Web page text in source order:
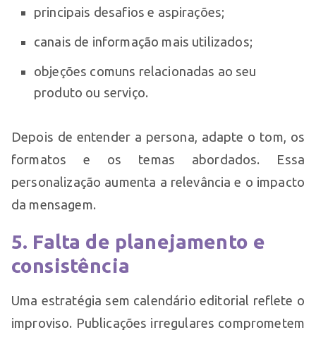
principais desafios e aspirações;
canais de informação mais utilizados;
objeções comuns relacionadas ao seu
produto ou serviço.
Depois de entender a persona, adapte o tom, os
formatos e os temas abordados. Essa
personalização aumenta a relevância e o impacto
da mensagem.
5. Falta de planejamento e
consistência
Uma estratégia sem calendário editorial reflete o
improviso. Publicações irregulares comprometem